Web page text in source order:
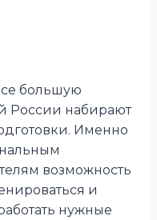
большую
России набирают
Именно
возможность
и
нужные